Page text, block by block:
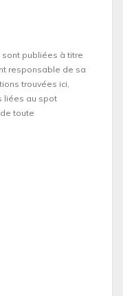
publiées à titre
responsable de sa
trouvées ici,
liées au spot
toute